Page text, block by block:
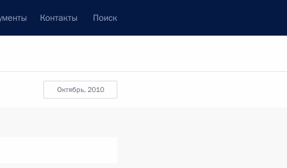
Контакты Поиск
октябрь, 2010